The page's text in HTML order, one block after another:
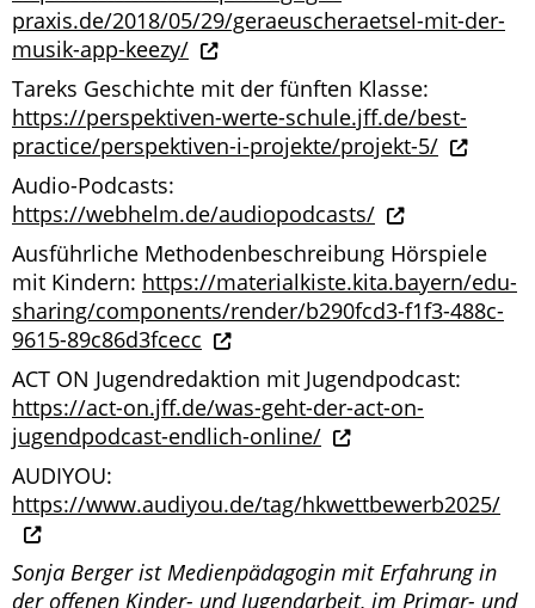
praxis.de/2018/05/29/geraeuscheraetsel-mit-der-
musik-app-keezy/
Tareks Geschichte mit der fünften Klasse:
https://perspektiven-werte-schule.jff.de/best-
practice/perspektiven-i-projekte/projekt-5/
Audio-Podcasts:
https://webhelm.de/audiopodcasts/
Ausführliche Methodenbeschreibung Hörspiele
mit Kindern: https://materialkiste.kita.bayern/edu-
sharing/components/render/b290fcd3-f1f3-488c-
9615-89c86d3fcecc
ACT ON Jugendredaktion mit Jugendpodcast:
https://act-on.jff.de/was-geht-der-act-on-
jugendpodcast-endlich-online/
AUDIYOU:
https://www.audiyou.de/tag/hkwettbewerb2025/
Sonja Berger ist Medienpädagogin mit Erfahrung in
der offenen Kinder- und Jugendarbeit, im Primar- und